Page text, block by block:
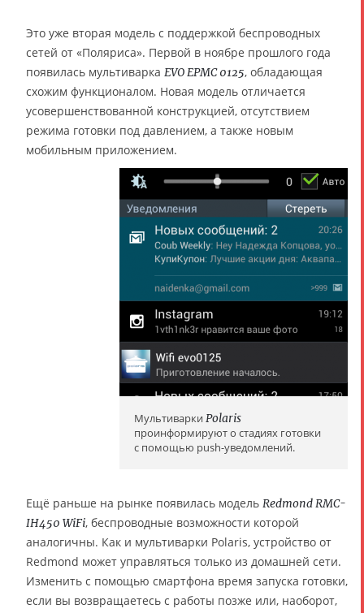
Это уже вторая модель с поддержкой беспроводных
сетей от «Поляриса». Первой в ноябре прошлого года
появилась мультиварка EVO EPMC 0125, обладающая
схожим функционалом. Новая модель отличается
усовершенствованной конструкцией, отсутствием
режима готовки под давлением, а также новым
мобильным приложением.
Мультиварки Polaris
проинформируют о стадиях готовки
с помощью push-уведомлений.
Ещё раньше на рынке появилась модель Redmond RMC-
IH450 WiFi, беспроводные возможности которой
аналогичны. Как и мультиварки Polaris, устройство от
Redmond может управляться только из домашней сети.
Изменить с помощью смартфона время запуска готовки,
если вы возвращаетесь с работы позже или, наоборот,